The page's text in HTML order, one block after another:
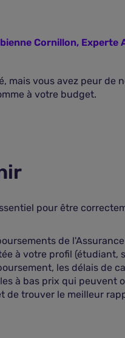
Cornillon, Experte
mais vous avez peur
à votre budget.
pour être
de
à votre profil (étudiant,
les délais de
à bas prix qui peuvent
de trouver le meilleur